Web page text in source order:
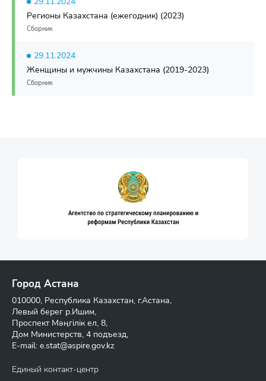
Регионы Казахстана (ежегодник) (2023)
Сборник
29.11.2024
Женщины и мужчины Казахстана (2019-2023)
Сборник
Город Астана
010000, Республика Казахстан, г.Астана,
Левый берег р.Ишим,
Проспект Мәңгілік ел, 8,
Дом Министерств, 4 подъезд,
E-mail: e.stat@aspire.gov.kz
Единый контакт-центр